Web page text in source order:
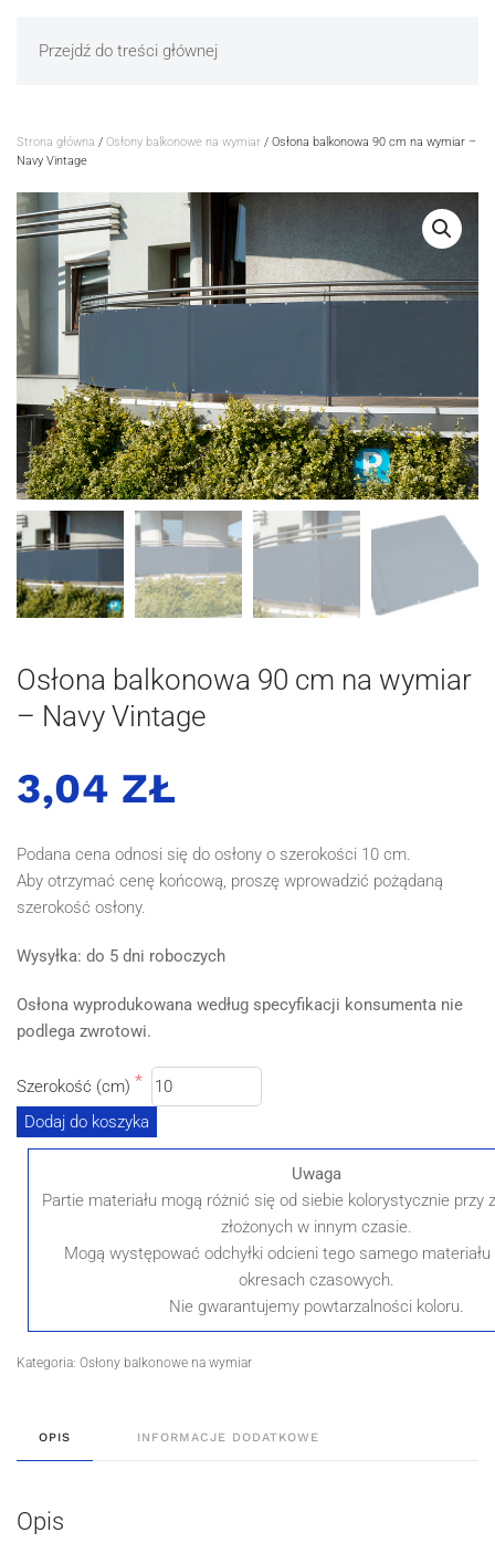
Przejdź do treści głównej
Strona główna / Osłony balkonowe na wymiar / Osłona balkonowa 90 cm na wymiar –
Navy Vintage
Osłona balkonowa 90 cm na wymiar
– Navy Vintage
3,04 ZŁ
Podana cena odnosi się do osłony o szerokości 10 cm.
Aby otrzymać cenę końcową, proszę wprowadzić pożądaną
szerokość osłony.
Wysyłka: do 5 dni roboczych
Osłona wyprodukowana według specyfikacji konsumenta nie
podlega zwrotowi.
Szerokość (cm)
Dodaj do koszyka
Uwaga
Partie materiału mogą różnić się od siebie kolorystycznie przy
złożonych w innym czasie.
Mogą występować odchyłki odcieni tego samego
okresach czasowych.
Nie gwarantujemy powtarzalności koloru.
Kategoria: Osłony balkonowe na wymiar
OPIS INFORMACJE DODATKOWE
Opis